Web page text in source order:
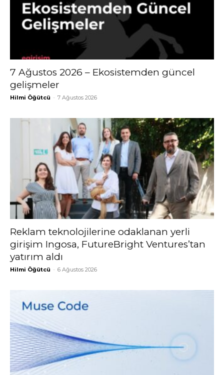
7 Ağustos 2026 – Ekosistemden güncel
gelişmeler
Hilmi Öğütcü - 7 Ağustos 2026
Reklam teknolojilerine odaklanan yerli
girişim Ingosa, FutureBright Ventures’tan
yatırım aldı
Hilmi Öğütcü - 6 Ağustos 2026